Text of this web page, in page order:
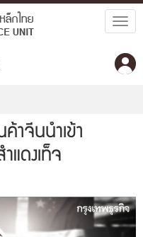
าจีนนำเข้า
แดงเท็จ